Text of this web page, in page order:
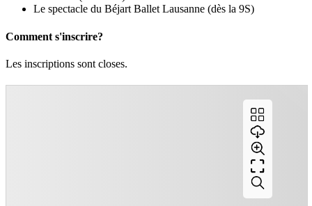
Le spectacle du Béjart Ballet Lausanne (dès la 9S)
Comment s'inscrire?
Les inscriptions sont closes.